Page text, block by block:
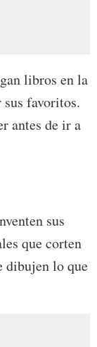
libros en la
sus favoritos.
antes de ir a
sus
que corten
dibujen lo que